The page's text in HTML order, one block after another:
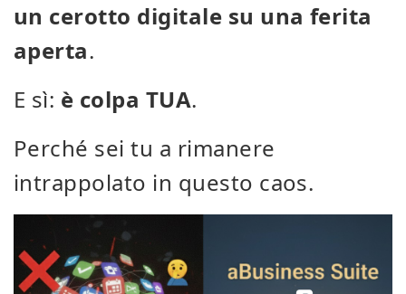
un cerotto digitale su una ferita
aperta.
E sì: è colpa TUA.
Perché sei tu a rimanere
intrappolato in questo caos.